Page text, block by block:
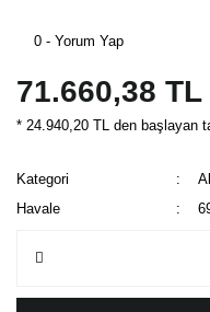
0 - Yorum Yap
71.660,38 TL
* 24.940,20 TL den başlayan
Kategori
Havale